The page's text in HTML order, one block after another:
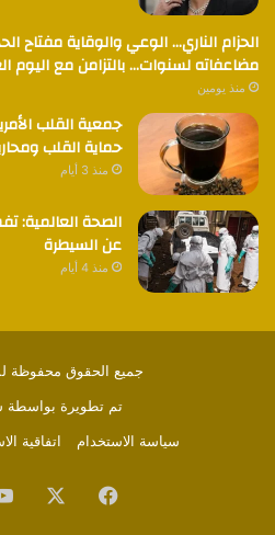
الحزام الناري… الوعي والوقاية
مضاعفاته لسنوات… بالتزامن مع اليوم
منذ يومين
جمعية القلب
حماية القلب
منذ 3 أيام
الصحة العالمية:
عن السيطرة
منذ 4 أيام
جميع الحقوق محفوظة
تم تطويرة بواسطة
سياسة الاستخدام
اتفاقية
فيسبوك